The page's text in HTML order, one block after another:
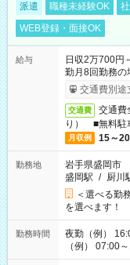
派遣 職種未経験OK
WEB登録・面接OK
給与
日収2万700円
勤月8回勤務の
交通費別途
交通費
交通費
り） ■無料駐
月収例 15～
勤務地
岩手県盛岡市
盛岡駅 / 厨川
＜選べる勤
を選べます！
勤務時間
夜勤（例）
（例） 07:00
20:00※遅番 ※